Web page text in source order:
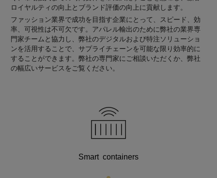
ロイヤルティの向上とブランド評価の向上に貢献します。
ファッション業界で成功を目指す企業にとって、スピード、効
率、可視性は不可欠です。アパレル輸出のために弊社の業界専
門家チームと協力し、弊社のデジタルおよび特注ソリューショ
ンを活用することで、サプライチェーンを可能な限り効率的に
することができます。弊社の専門家にご相談いただくか、弊社
の幅広いサービスをご覧ください。
Smart containers